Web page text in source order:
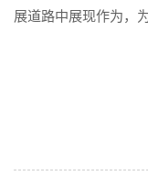
展道路中展现作为，